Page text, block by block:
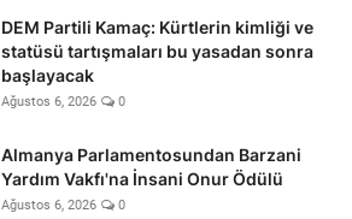
DEM Partili Kamaç: Kürtlerin kimliği ve
statüsü tartışmaları bu yasadan sonra
başlayacak
Ağustos 6, 2026 0
Almanya Parlamentosundan Barzani
Yardım Vakfı'na İnsani Onur Ödülü
Ağustos 6, 2026 0